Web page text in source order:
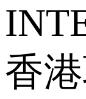
香